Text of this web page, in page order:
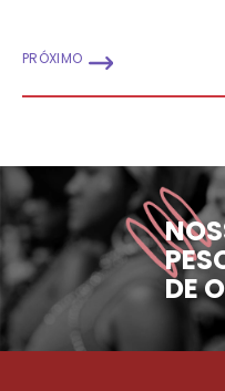
PRÓXIMO
DE